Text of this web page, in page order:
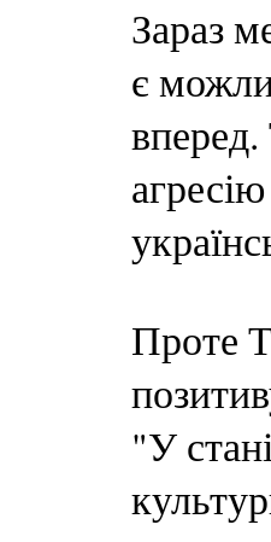
Зараз
є
вперед.
Проте
"У